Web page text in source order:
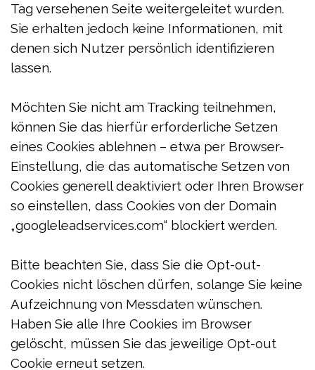
Tag versehenen Seite weitergeleitet wurden.
Sie erhalten jedoch keine Informationen, mit
denen sich Nutzer persönlich identifizieren
lassen.
Möchten Sie nicht am Tracking teilnehmen,
können Sie das hierfür erforderliche Setzen
eines Cookies ablehnen – etwa per Browser-
Einstellung, die das automatische Setzen von
Cookies generell deaktiviert oder Ihren Browser
so einstellen, dass Cookies von der Domain
„googleleadservices.com“ blockiert werden.
Bitte beachten Sie, dass Sie die Opt-out-
Cookies nicht löschen dürfen, solange Sie keine
Aufzeichnung von Messdaten wünschen.
Haben Sie alle Ihre Cookies im Browser
gelöscht, müssen Sie das jeweilige Opt-out
Cookie erneut setzen.